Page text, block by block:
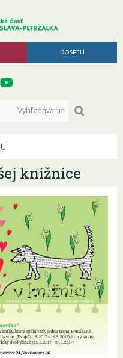
DOSPELÍ
knižnice